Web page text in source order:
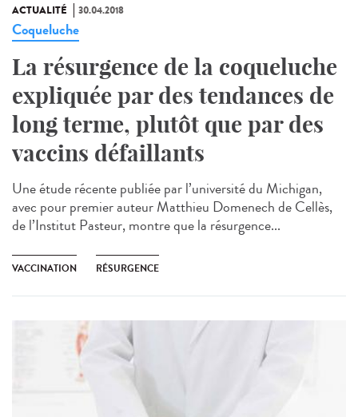
ACTUALITÉ 30.04.2018
Coqueluche
La résurgence de la coqueluche
expliquée par des tendances de
long terme, plutôt que par des
vaccins défaillants
Une étude récente publiée par l’université du Michigan,
avec pour premier auteur Matthieu Domenech de Cellès,
de l’Institut Pasteur, montre que la résurgence...
VACCINATION RÉSURGENCE